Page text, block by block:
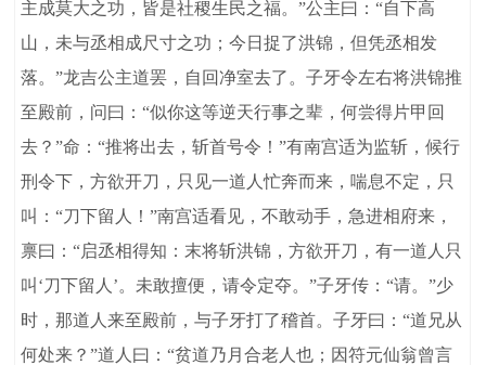
主成莫大之功，皆是社稷生民之福。”公主曰：“自下高
山，未与丞相成尺寸之功；今日捉了洪锦，但凭丞相发
落。”龙吉公主道罢，自回净室去了。子牙令左右将洪锦推
至殿前，问曰：“似你这等逆天行事之辈，何尝得片甲回
去？”命：“推将出去，斩首号令！”有南宫适为监斩，候行
刑令下，方欲开刀，只见一道人忙奔而来，喘息不定，只
叫：“刀下留人！”南宫适看见，不敢动手，急进相府来，
禀曰：“启丞相得知：末将斩洪锦，方欲开刀，有一道人只
叫‘刀下留人’。未敢擅便，请令定夺。”子牙传：“请。”少
时，那道人来至殿前，与子牙打了稽首。子牙曰：“道兄从
何处来？”道人曰：“贫道乃月合老人也；因符元仙翁曾言